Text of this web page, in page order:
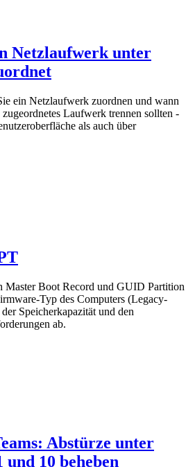
Netzlaufwerk unter
ein Netzlaufwerk zuordnen und wann
Laufwerk trennen sollten -
als auch über
Master Boot Record und GUID Partition
Typ des Computers (Legacy-
Speicherkapazität und den
ab.
Abstürze unter
und 10 beheben